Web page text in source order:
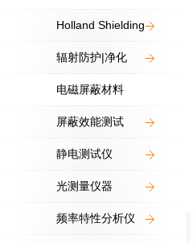
Holland Shielding
辐射防护|净化
电磁屏蔽材料
屏蔽效能测试
静电测试仪
光测量仪器
频率特性分析仪